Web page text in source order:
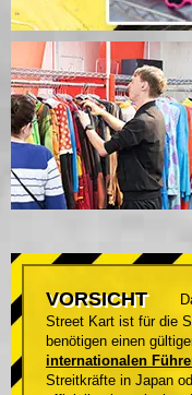
VORSICHT
Street Kart ist für die
benötigen einen
internationalen
Streitkräfte in Japan